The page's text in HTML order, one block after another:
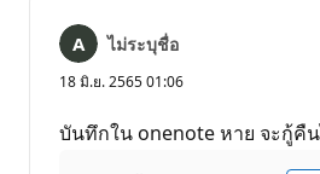
ไม่ระบุชื่อ
18 มิ.ย. 2565 01:06
บันทึกใน onenote หาย จะกู้คืน